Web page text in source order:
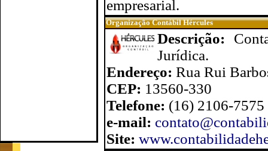
empresarial.
Organização Contábil Hércules
Descrição:
Jurídica.
Endereço: Rua Rui
CEP: 13560-330
Telefone: (16) 2106-7575
e-mail:
Site: